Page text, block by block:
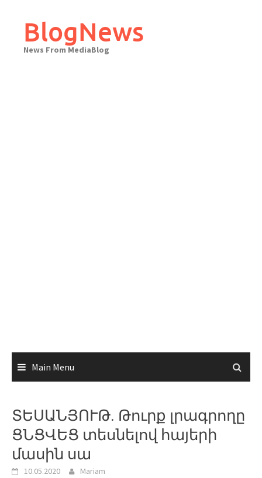
contentBlogNews
News From MediaBlog
Main Menu
ՏԵՍԱՆՅՈՒԹ. Թուրք լրագրողը
ՑՆՑՎԵՑ տեսնելով հայերի
մասին սա
10.05.2020 Mariam